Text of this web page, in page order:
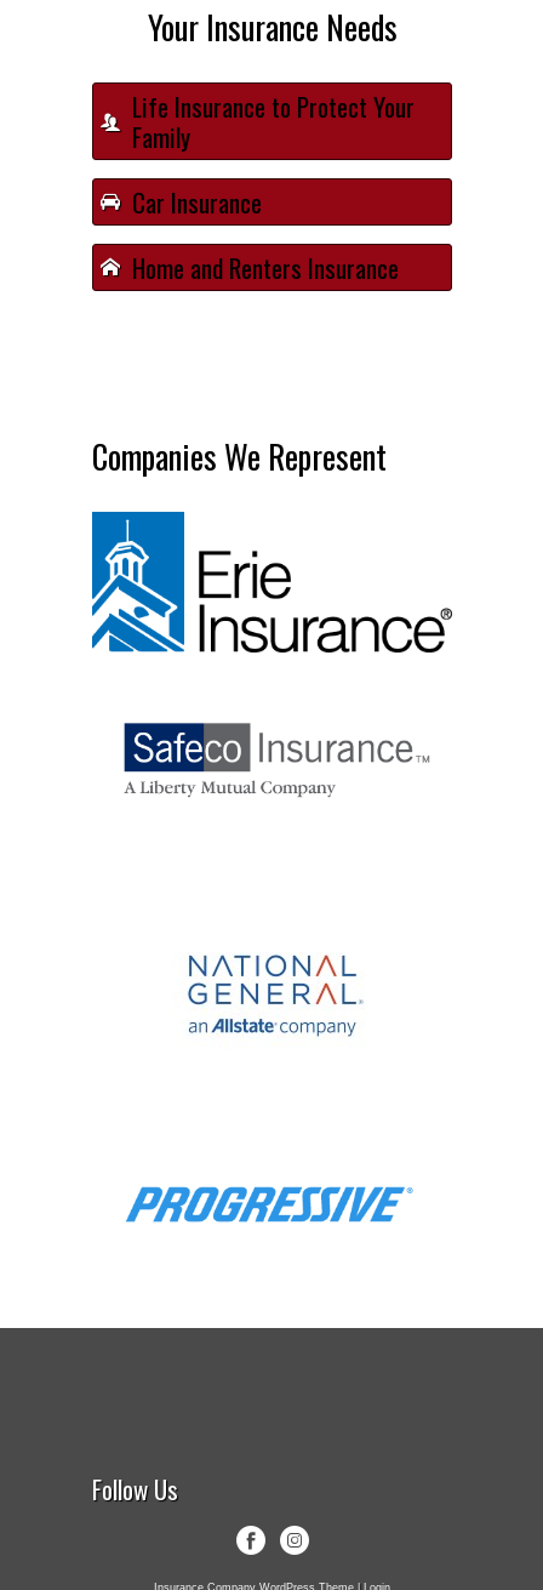
Your Insurance Needs
Life Insurance to Protect Your
Family
Car Insurance
Home and Renters Insurance
Companies We Represent
Follow Us
Insurance Company WordPress Theme| Login